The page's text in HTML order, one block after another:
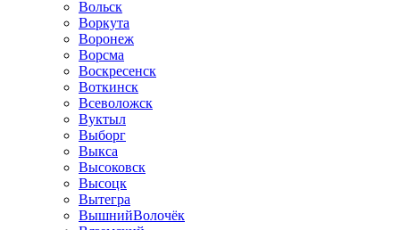
Вольск
Воркута
Воронеж
Ворсма
Воскресенск
Воткинск
Всеволожск
Вуктыл
Выборг
Выкса
Высоковск
Высоцк
Вытегра
ВышнийВолочёк